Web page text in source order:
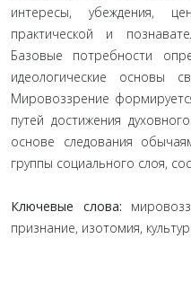
интересы, убеждения,
практической и
Базовые потребности
идеологические основы
Мировоззрение
путей достижения
основе следования
группы социального слоя,
Ключевые слова:
признание, изотомия,